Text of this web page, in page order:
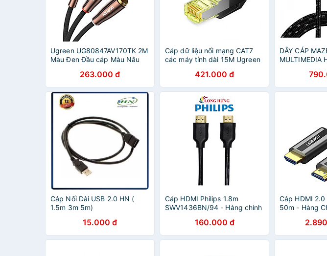
Ugreen UG80847AV170TK 2M
Màu Đen Đầu cáp Màu Nâu
3.5mm sang 2 cổng RCA -
HÀNG CHÍNH HÃNG
263.000 đ
Cáp dữ liệu nối mạng CAT7
các máy tính dài 15M Ugreen
đồng nguyên NW150 - HÀNG
CHÍNH HÃNG
421.000 đ
DÂY CÁP
MULTIMEDIA
bền bỉ và lâu
Hãng
Cáp Nối Dài USB 2.0 HN (
1.5m 3m 5m)
15.000 đ
Cáp HDMI Philips 1.8m
SWV1436BN/94 - Hàng chính
160.000 đ
Cáp HDMI
50m - Hàng